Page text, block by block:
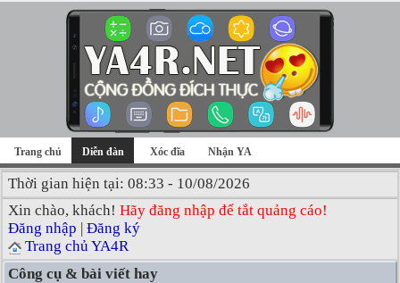
Trang chủ Diễn đàn Xóc đĩa Nhận YA
Thời gian hiện tại: 08:33 - 10/08/2026
Xin chào, khách! Hãy đăng nhập để tắt quảng cáo!
Đăng nhập | Đăng ký
Trang chủ YA4R
Công cụ & bài viết hay